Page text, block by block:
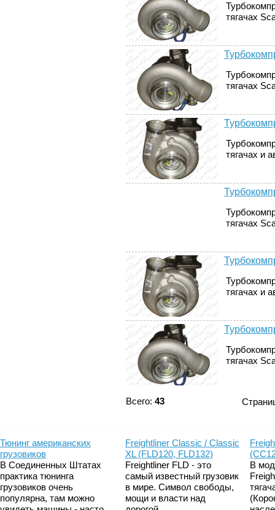
тягачах
тягачах
тягачах и
тягачах
тягачах и
тягачах
Всего: 43
Тюнинг американских
грузовиков
В Соединенных Штатах
практика тюнинга
грузовиков очень
популярна, там можно
Freightliner Classic / Classic
XL (FLD120, FLD132)
Freightliner FLD - это
самый известный грузовик
в мире. Символ свободы,
мощи и власти над
В